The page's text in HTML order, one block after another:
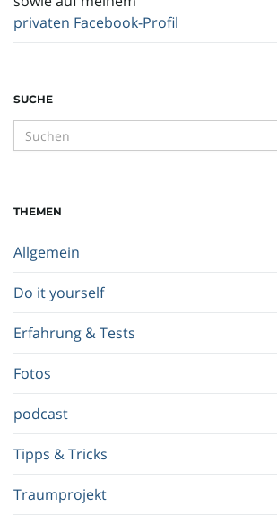
privaten Facebook-Profil
SUCHE
u
b
g
i
f
.
.
.
THEMEN
Allgemein
Do it yourself
Erfahrung & Tests
Fotos
podcast
Tipps & Tricks
Traumprojekt